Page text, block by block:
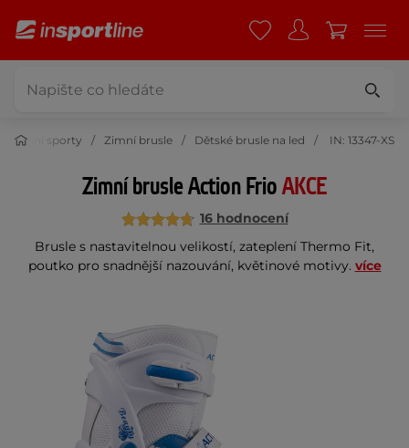
Zimní sporty Zimní brusle Dětské brusle na led IN: 13347-XS
Zimní brusle Action FrioAKCE
16 hodnocení
Brusle s nastavitelnou velikostí, zateplení Thermo Fit,
poutko pro snadnější nazouvání, květinové motivy. více